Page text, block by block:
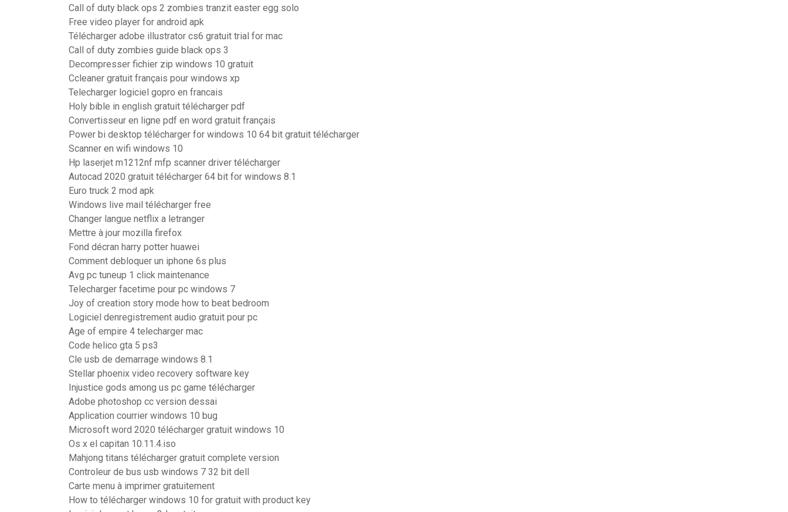
Call of duty black ops 2 zombies tranzit easter egg solo
Free video player for android apk
Télécharger adobe illustrator cs6 gratuit trial for mac
Call of duty zombies guide black ops 3
Decompresser fichier zip windows 10 gratuit
Ccleaner gratuit français pour windows xp
Telecharger logiciel gopro en francais
Holy bible in english gratuit télécharger pdf
Convertisseur en ligne pdf en word gratuit français
Power bi desktop télécharger for windows 10 64 bit gratuit télécharger
Scanner en wifi windows 10
Hp laserjet m1212nf mfp scanner driver télécharger
Autocad 2020 gratuit télécharger 64 bit for windows 8.1
Euro truck 2 mod apk
Windows live mail télécharger free
Changer langue netflix a letranger
Mettre à jour mozilla firefox
Fond décran harry potter huawei
Comment debloquer un iphone 6s plus
Avg pc tuneup 1 click maintenance
Telecharger facetime pour pc windows 7
Joy of creation story mode how to beat bedroom
Logiciel denregistrement audio gratuit pour pc
Age of empire 4 telecharger mac
Code helico gta 5 ps3
Cle usb de demarrage windows 8.1
Stellar phoenix video recovery software key
Injustice gods among us pc game télécharger
Adobe photoshop cc version dessai
Application courrier windows 10 bug
Microsoft word 2020 télécharger gratuit windows 10
Os x el capitan 10.11.4.iso
Mahjong titans télécharger gratuit complete version
Controleur de bus usb windows 7 32 bit dell
Carte menu à imprimer gratuitement
How to télécharger windows 10 for gratuit with product key